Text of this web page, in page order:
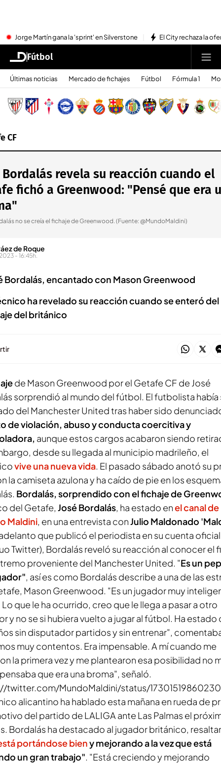
Jorge Martín gana la 'sprint' en Silverstone El City rechaza la
Fútbol
Últimas noticias Mercado de fichajes Fútbol Fórmula 1
CF
Bordalás revela su reacción cuando el
fichó a Greenwood: "Pensé que era
no se creía el fichaje de Greenwood. (Fuente: @MundoMaldini)
de Roque
- 16:45h.
Bordalás, encantado con Mason Greenwood
ha revelado su reacción cuando se enteró del
del británico
de Mason Greenwood por el Getafe CF de José
sorprendió al mundo del fútbol. El futbolista había
del Manchester United tras haber sido
de violación, abuso y conducta coercitiva y
aunque estos cargos acabaron siendo
desde su llegada al municipio madrileño, el
vive una nueva vida. El pasado sábado anotó su
la camiseta azulona y ha caído de pie en los
Bordalás, sorprendido con el fichaje de
del Getafe, José Bordalás, ha estado enel canal de
Maldini, en una entrevista conJulio Maldonado
que publicó el periodista en su cuenta
Twitter), Bordalás reveló su reacción al conocer el
proveniente del Manchester United. "Es un
, así es como Bordalás describe a una de las
Mason Greenwood. "Es un jugador muy
que le ha ocurrido, creo que le llega a pasar a otro
y no se si hubiera vuelto a jugar al fútbol. Ha estado
sin disputador partidos y sin entrenar",
muy contentos. Era impensable. A mí cuando me
la primera vez y me plantearon esa posibilidad no
que era una broma", señaló.
twitter.com/MundoMaldini/status/
alicantino ha hablado esta mañana en rueda de
del partido de LALIGA ante Las Palmas el
Bordalás ha destacado al jugador británico,
portándose bieny mejorando a la vez que está
un gran trabajo". "Está creciendo y mejorando